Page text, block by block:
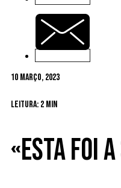
10 Março, 2023
Leitura: 2 min
«Esta foi